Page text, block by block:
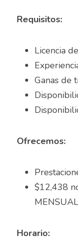
Auxiliar
AUXILIAR
Auxiliar
Auxiliar de
Auxiliar de
Auxiliar de
Requisitos:
Licencia
Ganas de
Ofrecemos:
$12,438
Horario: